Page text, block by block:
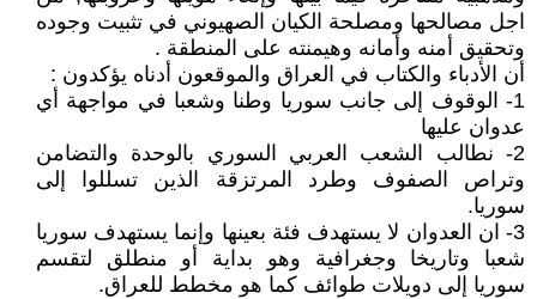
اجل مصالحها ومصلحة الكيان الصهيوني في تثبيت وجوده
وتحقيق أمنه وأمانه وهيمنته على المنطقة .
أن الأدباء والكتاب في العراق والموقعون أدناه يؤكدون :
1- الوقوف إلى جانب سوريا وطنا وشعبا في مواجهة أي
عدوان عليها
2- نطالب الشعب العربي السوري بالوحدة والتضامن
وتراص الصفوف وطرد المرتزقة الذين تسللوا إلى
سوريا.
3- ان العدوان لا يستهدف فئة بعينها وإنما يستهدف سوريا
شعبا وتاريخا وجغرافية وهو بداية أو منطلق لتقسم
سوريا إلى دويلات طوائف كما هو مخطط للعراق.